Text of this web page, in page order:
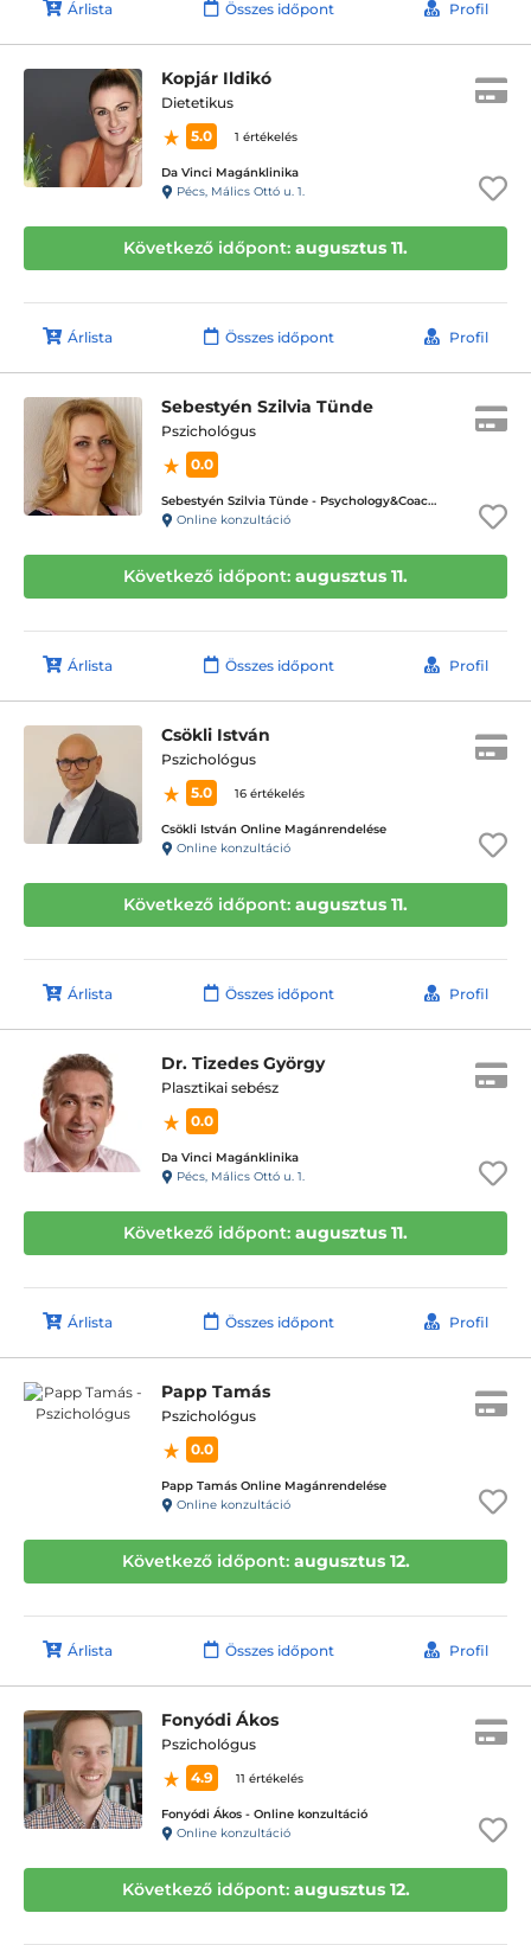
Árlista Összes időpont Profil
Kopjár Ildikó
Dietetikus
5.0
1 értékelés
Da Vinci Magánklinika
Pécs, Málics Ottó u. 1.
Következő időpont: augusztus 11.
Árlista Összes időpont Profil
Sebestyén Szilvia Tünde
Pszichológus
0.0
Sebestyén Szilvia Tünde - Psychology&Coaching - ICD terápiás magánpraxis
Online konzultáció
Következő időpont: augusztus 11.
Árlista Összes időpont Profil
Csökli István
Pszichológus
5.0
16 értékelés
Csökli István Online Magánrendelése
Online konzultáció
Következő időpont: augusztus 11.
Árlista Összes időpont Profil
Dr. Tizedes György
Plasztikai sebész
0.0
Da Vinci Magánklinika
Pécs, Málics Ottó u. 1.
Következő időpont: augusztus 11.
Árlista Összes időpont Profil
Papp Tamás
Pszichológus
0.0
Papp Tamás Online Magánrendelése
Online konzultáció
Következő időpont: augusztus 12.
Árlista Összes időpont Profil
Fonyódi Ákos
Pszichológus
4.9
11 értékelés
Fonyódi Ákos - Online konzultáció
Online konzultáció
Következő időpont: augusztus 12.